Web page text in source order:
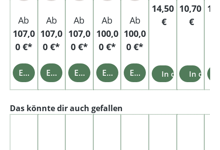
Ab
107,0
0 €*
Einzelheiten
Ab
107,0
0 €*
Einzelheiten
Ab
107,0
0 €*
Einzelheiten
Ab
100,0
0 €*
Einzelheiten
Ab
100,0
0 €*
Einzelheiten
Regulärer Preis:
14,50
€
In den
10,70
€
In den
Produktgalerie überspringen
Das könnte dir auch gefallen